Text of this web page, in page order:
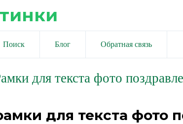
Поиск Блог Обратная связь
для текста фото
для текста фото